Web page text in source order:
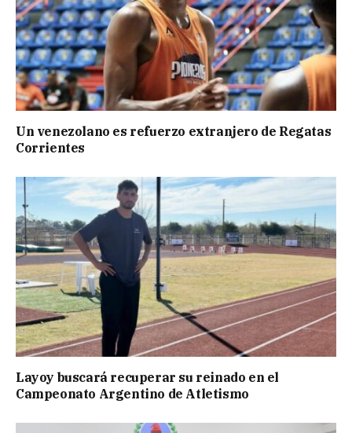
Un venezolano es refuerzo extranjero de Regatas
Corrientes
Layoy buscará recuperar su reinado en el
Campeonato Argentino de Atletismo